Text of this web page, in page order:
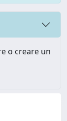
o creare un